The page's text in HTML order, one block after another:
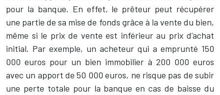
pour la banque. En effet, le prêteur peut récupérer
une partie de sa mise de fonds grâce à la vente du bien,
même si le prix de vente est inférieur au prix d’achat
initial. Par exemple, un acheteur qui a emprunté 150
000 euros pour un bien immobilier à 200 000 euros
avec un apport de 50 000 euros, ne risque pas de subir
une perte totale pour la banque en cas de baisse du